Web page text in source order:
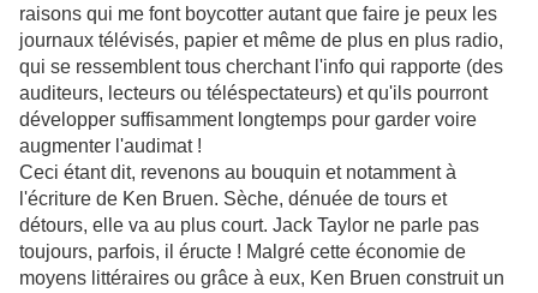
raisons qui me font boycotter autant que faire je peux les
journaux télévisés, papier et même de plus en plus radio,
qui se ressemblent tous cherchant l'info qui rapporte (des
auditeurs, lecteurs ou téléspectateurs) et qu'ils pourront
développer suffisamment longtemps pour garder voire
augmenter l'audimat !
Ceci étant dit, revenons au bouquin et notamment à
l'écriture de Ken Bruen. Sèche, dénuée de tours et
détours, elle va au plus court. Jack Taylor ne parle pas
toujours, parfois, il éructe ! Malgré cette économie de
moyens littéraires ou grâce à eux, Ken Bruen construit un